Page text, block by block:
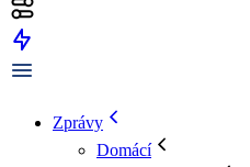
Zprávy
Domácí